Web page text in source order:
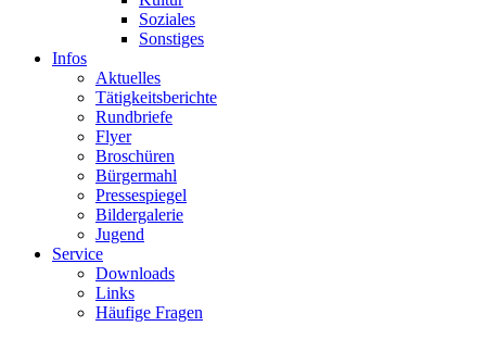
Soziales
Sonstiges
Infos
Aktuelles
Tätigkeitsberichte
Rundbriefe
Flyer
Broschüren
Bürgermahl
Pressespiegel
Bildergalerie
Jugend
Service
Downloads
Links
Häufige Fragen